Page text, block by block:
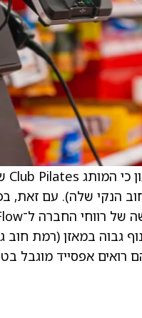
גבוה במאזן (רמת